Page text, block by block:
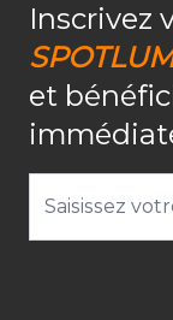
Inscrivez
et